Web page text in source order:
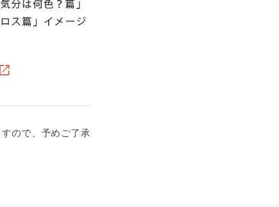
ので、予めご了承